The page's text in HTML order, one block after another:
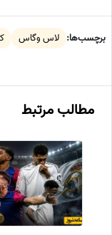
برچسب‌ها: لاس وگاس
مطالب مرتبط